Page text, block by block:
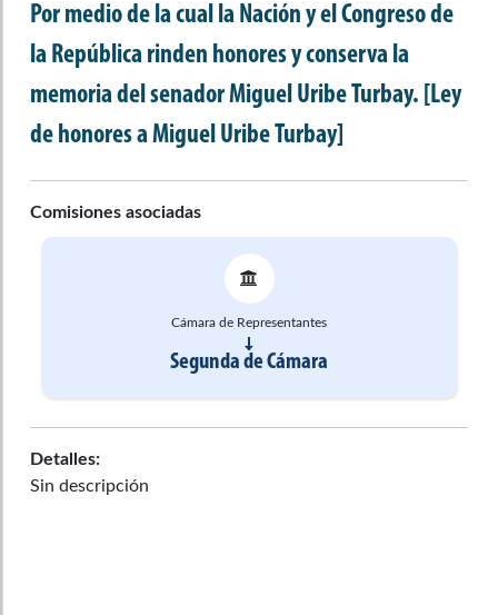
Por medio de la cual la Nación y el Congreso de
la República rinden honores y conserva la
memoria del senador Miguel Uribe Turbay. [Ley
de honores a Miguel Uribe Turbay]
Comisiones asociadas
Cámara de Representantes
Segunda de Cámara
Detalles:
Sin descripción